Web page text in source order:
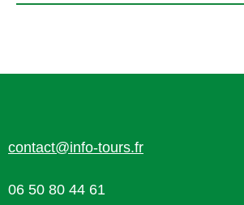
contact@info-tours.fr
06 50 80 44 61